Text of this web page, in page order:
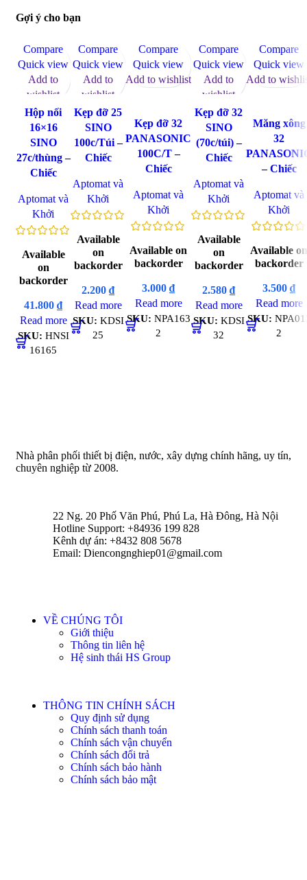
Gợi ý cho bạn
Compare
Quick view
Add to
wishlist
Hộp nối
16×16
SINO
27c/thùng –
Chiếc
Aptomat và
Khởi
Available
on
backorder
41.800 ₫
Read more
SKU: HNSI
16165
Compare
Quick view
Add to
wishlist
Kẹp đỡ 25
SINO
100c/Túi –
Chiếc
Aptomat và
Khởi
Available
on
backorder
2.200 ₫
Read more
SKU: KDSI
25
Compare
Quick view
Add to wishlist
Kẹp đỡ 32
PANASONIC
100C/T –
Chiếc
Aptomat và
Khởi
Available on
backorder
3.000 ₫
Read more
SKU: NPA163
2
Compare
Quick view
Add to
wishlist
Kẹp đỡ 32
SINO
(70c/túi) –
Chiếc
Aptomat và
Khởi
Available
on
backorder
2.580 ₫
Read more
SKU: KDSI
32
Compare
Quick view
Add to
Măng xông
32
– Chiếc
Aptomat và
Khởi
Available on
backorder
3.500 ₫
Read more
SKU:
2
Nhà phân phối thiết bị điện, nước, xây dựng chính hãng, uy tín,
chuyên nghiệp từ 2008.
22 Ng. 20 Phố Văn Phú, Phú La, Hà Đông, Hà Nội
Hotline Support: +84936 199 828
Kênh dự án: +8432 808 5678
Email: Diencongnghiep01@gmail.com
VỀ CHÚNG TÔI
Giới thiệu
Thông tin liên hệ
Hệ sinh thái HS Group
THÔNG TIN CHÍNH SÁCH
Quy định sử dụng
Chính sách thanh toán
Chính sách vận chuyển
Chính sách đổi trả
Chính sách bảo hành
Chính sách bảo mật